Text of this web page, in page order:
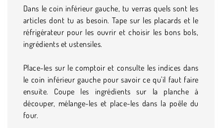
Dans le coin inférieur gauche, tu verras quels sont les
articles dont tu as besoin. Tape sur les placards et le
réfrigérateur pour les ouvrir et choisir les bons bols,
ingrédients et ustensiles.
Place-les sur le comptoir et consulte les indices dans
le coin inférieur gauche pour savoir ce qu'il faut faire
ensuite. Coupe les ingrédients sur la planche à
découper, mélange-les et place-les dans la poêle du
four.